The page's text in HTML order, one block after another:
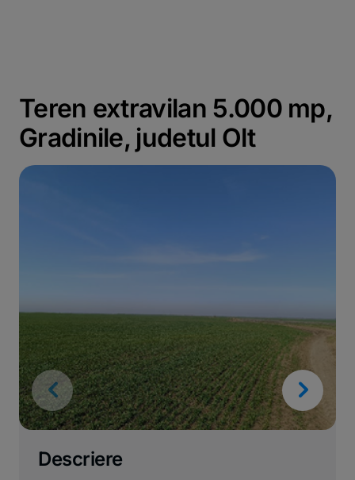
Teren extravilan 5.000 mp,
Gradinile, judetul Olt
Descriere